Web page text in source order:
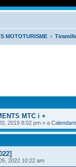
MOTOTURISME
MTC i +
2019 8:02 pm » a
2022 10:22 am